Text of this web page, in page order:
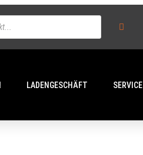
LADENGESCHÄFT SERVICE